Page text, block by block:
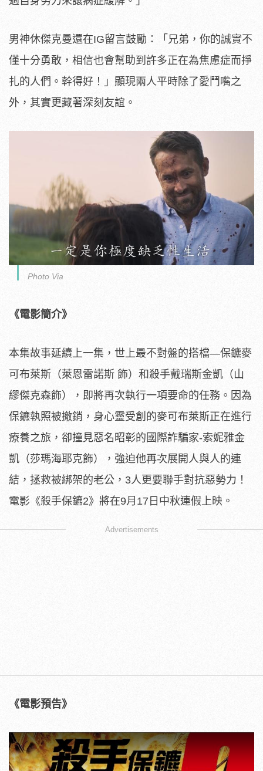
男神休傑克曼還在IG留言鼓勵：「兄弟，你的誠實不
僅十分勇敢， 相信也會幫助到許多正在為焦慮症而掙
扎的人們。幹得好！」 顯現兩人平時除了愛鬥嘴之
外，其實更藏著深刻友誼。
Photo Via
《電影簡介》
本集故事延續上一集，世上最不對盤的搭檔—保鑣麥
可布萊斯（萊恩雷諾斯 飾）和殺手戴瑞斯金凱（山
繆傑克森飾）， 即將再次執行一項要命的任務。因為
保鑣執照被撤銷， 身心靈受創的麥可布萊斯正在進行
療養之旅， 卻撞見惡名昭彰的國際詐騙家-索妮雅金
凱（莎瑪海耶克飾）， 強迫他再次展開人與人的連
結，拯救被綁架的老公，3人更要聯手對抗惡勢力！
電影《殺手保鑣2》將在9月17日中秋連假上映。
Advertisements
《電影預告》